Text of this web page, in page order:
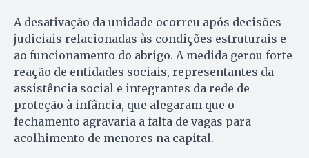
A desativação da unidade ocorreu após decisões
judiciais relacionadas às condições estruturais e
ao funcionamento do abrigo. A medida gerou forte
reação de entidades sociais, representantes da
assistência social e integrantes da rede de
proteção à infância, que alegaram que o
fechamento agravaria a falta de vagas para
acolhimento de menores na capital.